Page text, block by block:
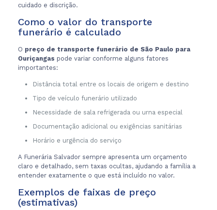
cuidado e discrição.
Como o valor do transporte
funerário é calculado
O preço de transporte funerário de São Paulo para
Ouriçangas pode variar conforme alguns fatores
importantes:
Distância total entre os locais de origem e destino
Tipo de veículo funerário utilizado
Necessidade de sala refrigerada ou urna especial
Documentação adicional ou exigências sanitárias
Horário e urgência do serviço
A Funerária Salvador sempre apresenta um orçamento
claro e detalhado, sem taxas ocultas, ajudando a família a
entender exatamente o que está incluído no valor.
Exemplos de faixas de preço
(estimativas)